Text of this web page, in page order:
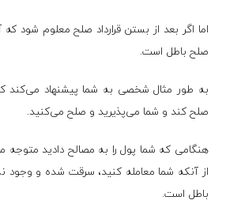
اما اگر بعد از بستن قرارداد صلح معلوم شود
صلح باطل است.
به‌ طور مثال شخصی به شما پیشنهاد می‌کند
صلح کند و شما می‌پذیرید و صلح می‌کنید.
هنگامی‌ که شما پول را به مصالح دادید
از آنکه شما معامله کنید، سرقت شده و
باطل است.